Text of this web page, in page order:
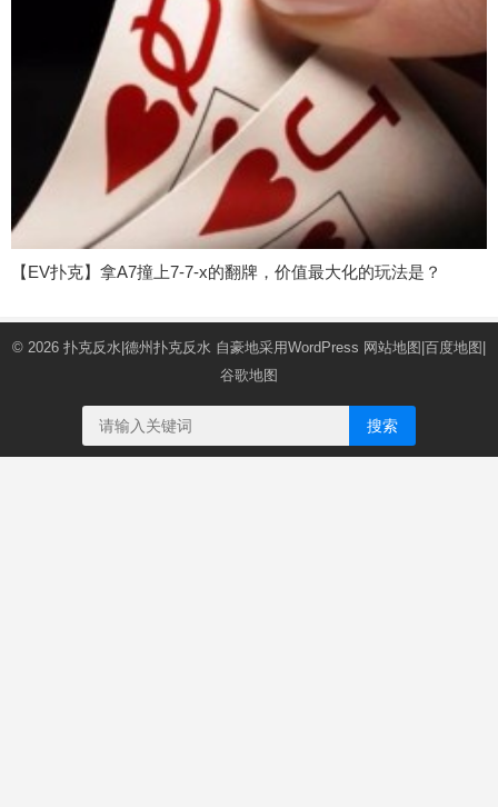
【EV扑克】拿A7撞上7-7-x的翻牌，价值最大化的玩法是？
© 2026 扑克反水|德州扑克反水 自豪地采用WordPress 网站地图 百度地图
谷歌地图
搜索